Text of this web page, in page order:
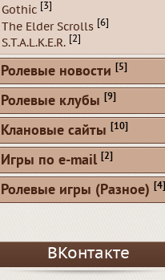
Gothic [3]
The Elder Scrolls [6]
S.T.A.L.K.E.R. [2]
Ролевые новости [5]
Ролевые клубы [9]
Клановые сайты [10]
Игры по e-mail [2]
Ролевые игры (Разное) [4]
ВКонтакте